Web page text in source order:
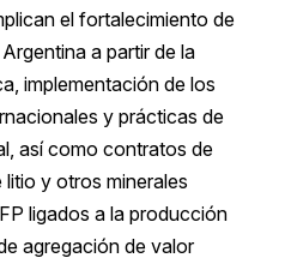
el fortalecimiento de
a partir de la
implementación de los
y prácticas de
así como contratos de
y otros minerales
ligados a la producción
agregación de valor